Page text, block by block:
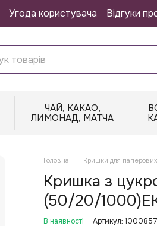
Угода користувача Відгуки
ЧАЙ, КАКАО,
ЛИМОНАД, МАТЧА
Головна Кришки для паперових
Кришка з
(50/20/
В наявності Артикул: